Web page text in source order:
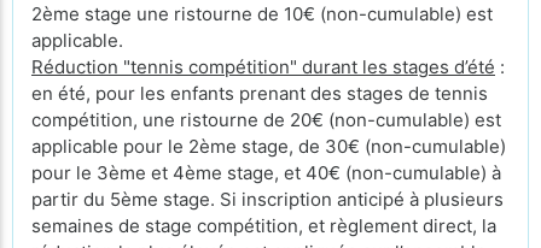
2ème stage une ristourne de 10€ (non-cumulable) est
applicable.
Réduction "tennis compétition" durant les stages d’été :
en été, pour les enfants prenant des stages de tennis
compétition, une ristourne de 20€ (non-cumulable) est
applicable pour le 2ème stage, de 30€ (non-cumulable)
pour le 3ème et 4ème stage, et 40€ (non-cumulable) à
partir du 5ème stage. Si inscription anticipé à plusieurs
semaines de stage compétition, et règlement direct, la